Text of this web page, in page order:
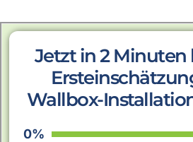
Jetzt in 2 Minuten
Wallbox-
0%